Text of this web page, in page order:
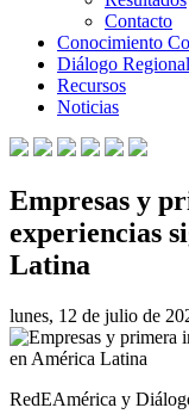
Contacto
Conocimiento
Diálogo Regional
Recursos
Noticias
Empresas y
experiencias
Latina
lunes, 12 de julio de
RedEAmérica y